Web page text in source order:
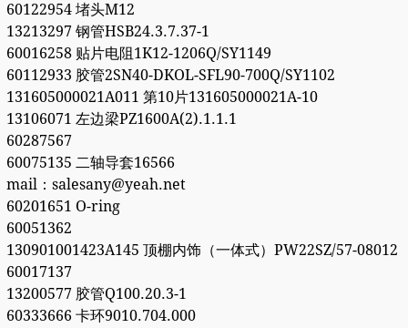
60122954 堵头M12
13213297 钢管HSB24.3.7.37-1
60016258 贴片电阻1K12-1206Q/SY1149
60112933 胶管2SN40-DKOL-SFL90-700Q/SY1102
131605000021A011 第10片131605000021A-10
13106071 左边梁PZ1600A(2).1.1.1
60287567
60075135 二轴导套16566
mail：salesany@yeah.net
60201651 O-ring
60051362
130901001423A145 顶棚内饰（一体式）PW22SZ/57-08012
60017137
13200577 胶管Q100.20.3-1
60333666 卡环9010.704.000